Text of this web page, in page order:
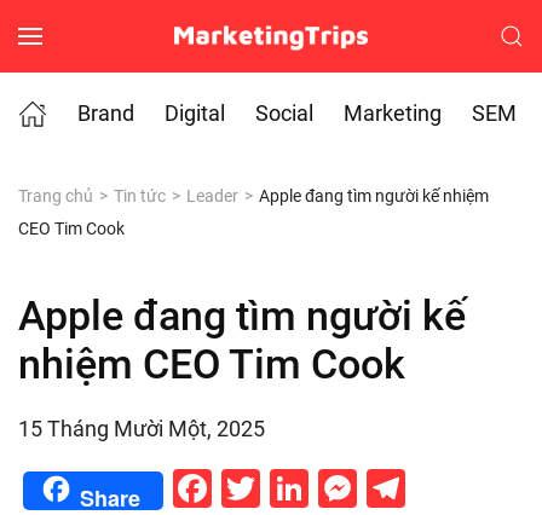
Skip to main content
Brand
Digital Social Marketing SEM
Trang chủ Tin tức Leader
Apple đang tìm người kế nhiệm
CEO Tim Cook
Apple đang tìm người kế
nhiệm CEO Tim Cook
15 Tháng Mười Một, 2025
Share Facebook
Twitter
LinkedIn